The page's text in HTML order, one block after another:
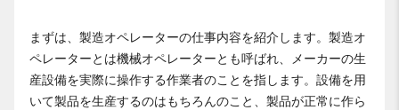
まずは、製造オペレーターの仕事内容を紹介します。製造オ
ペレーターとは機械オペレーターとも呼ばれ、メーカーの生
産設備を実際に操作する作業者のことを指します。設備を用
いて製品を生産するのはもちろんのこと、製品が正常に作ら